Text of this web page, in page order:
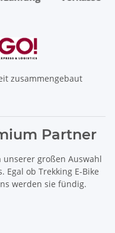
zusammengebaut
Partner
unserer großen Auswahl
Egal ob Trekking E-Bike
werden sie fündig.